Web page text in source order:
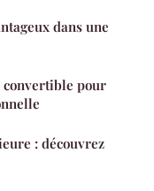
dans une
convertible pour
: découvrez